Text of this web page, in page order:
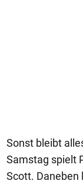
Sonst bleibt
Samstag spielt
Scott. Daneben